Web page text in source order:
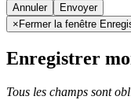
Annuler
× Fermer la fenêtre
Enregistrer
Tous les champs sont